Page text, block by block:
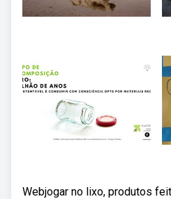
Webjogar no lixo, produtos